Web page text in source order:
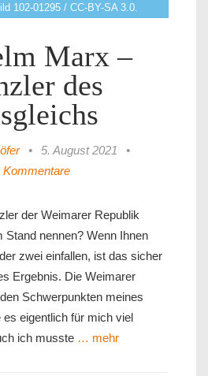
102-01295 / CC-BY-SA 3.0.
Marx –
des
• 5. August 2021
•
Kommentare
der Weimarer Republik
Stand nennen? Wenn Ihnen
zwei einfallen, ist das sicher
Ergebnis. Die Weimarer
Schwerpunkten meines
eigentlich für mich viel
ich musste … mehr